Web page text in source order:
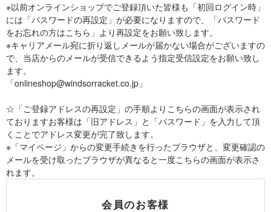
※以前オンラインショップでご登録頂いた皆様も「初回ログイン時」
には「パスワードの再設定」が必要になりますので、「パスワード
をお忘れの方はこちら」より再設定をお願い致します。
※キャリアメール宛に折り返しメールが届かない場合がございますの
で、当店からのメールが受信できるよう指定受信設定をお願い致し
ます。
「onlineshop@windsorracket.co.jp」
☆「ご登録アドレスの再設定」の手順よりこちらの画面が表示され
ておりますお客様は「旧アドレス」と「パスワード」を入力して頂
くことでアドレス変更が完了致します。
※「マイページ」からの変更手続きを行ったブラウザと、変更確認の
メールを受け取ったブラウザが異なると一度こちらの画面が表示さ
れます。
会員のお客様